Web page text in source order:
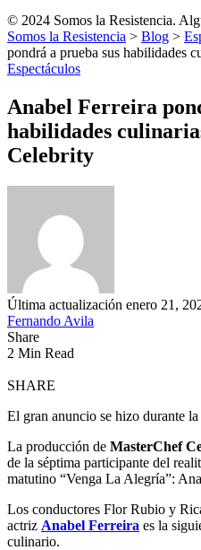
© 2024 Somos la Resistencia.
Somos la Resistencia > Blog >
pondrá a prueba sus habilidades
Espectáculos
Anabel Ferreira
habilidades
Celebrity
Última actualización enero 21,
Fernando Avila
Share
2 Min Read
SHARE
El gran anuncio se hizo durante
La producción de MasterChef
de la séptima participante del
matutino “Venga La Alegría”:
Los conductores Flor Rubio y
actriz Anabel Ferreira es la
culinario.